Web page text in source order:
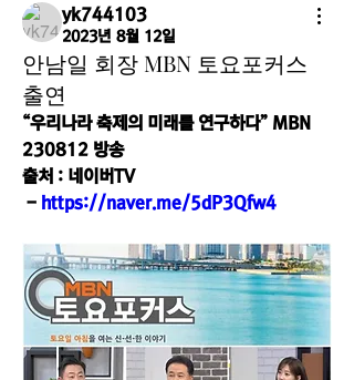
yk744103
2023년 8월 12일
안남일 회장 MBN 토요포커스
출연
“우리나라 축제의 미래를 연구하다” MBN
230812 방송
출처 : 네이버TV
- https://naver.me/5dP3Qfw4